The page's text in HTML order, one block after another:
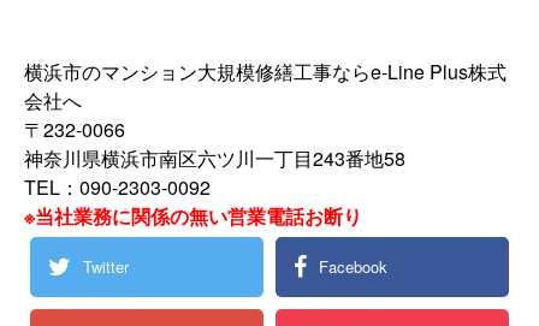
横浜市のマンション大規模修繕工事ならe-Line Plus株式
会社へ
〒232-0066
神奈川県横浜市南区六ツ川一丁目243番地58
TEL：090-2303-0092
※当社業務に関係の無い営業電話お断り
Twitter Facebook